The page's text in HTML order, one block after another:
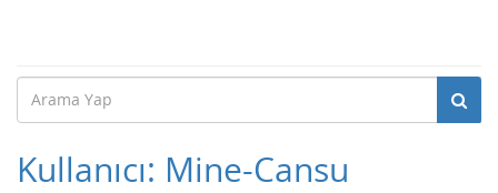
Kullanıcı: Mine-Cansu